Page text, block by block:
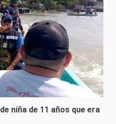
niña de 11 años que era